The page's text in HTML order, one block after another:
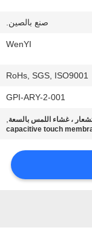
صنع بالصين.
WenYI
RoHs, SGS, ISO9001
GPI-ARY-2-001
، غشاء اللمس بالسعة,
capacitive touch